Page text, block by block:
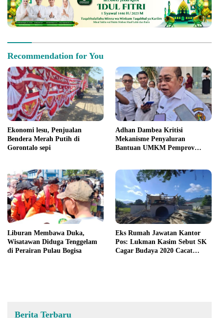
Recommendation for You
Ekonomi lesu, Penjualan
Bendera Merah Putih di
Gorontalo sepi
Adhan Dambea Kritisi
Mekanisme Penyaluran
Bantuan UMKM Pemprov
Liburan Membawa Duka,
Wisatawan Diduga Tenggelam
di Perairan Pulau Bogisa
Eks Rumah Jawatan Kantor
Pos: Lukman Kasim Sebut SK
Cagar Budaya 2020 Cacat
Berita Terbaru